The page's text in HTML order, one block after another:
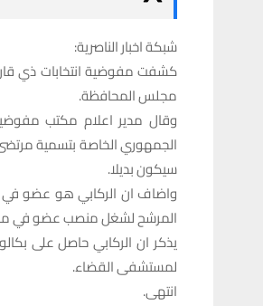
شبكة اخبار الناصرية:
كشفت مفوضية انتخابات ذي
مجلس المحافظة.
وقال مدير اعلام مكتب
الجمهوري الخاصة بتسمية
سيكون بديلا.
المرشح لشغل منصب عضو في
يذكر ان الركابي حاصل على
لمستشفى القضاء.
انتهى.